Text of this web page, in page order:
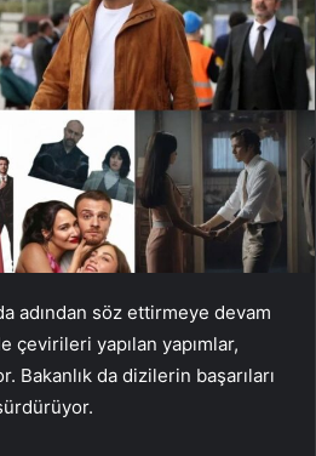
adından söz ettirmeye devam
çevirileri yapılan yapımlar,
Bakanlık da dizilerin başarıları